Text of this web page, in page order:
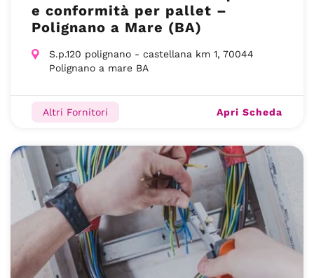
e conformità per pallet –
Polignano a Mare (BA)
S.p.120 polignano - castellana km 1, 70044
Polignano a mare BA
Altri Fornitori Apri Scheda